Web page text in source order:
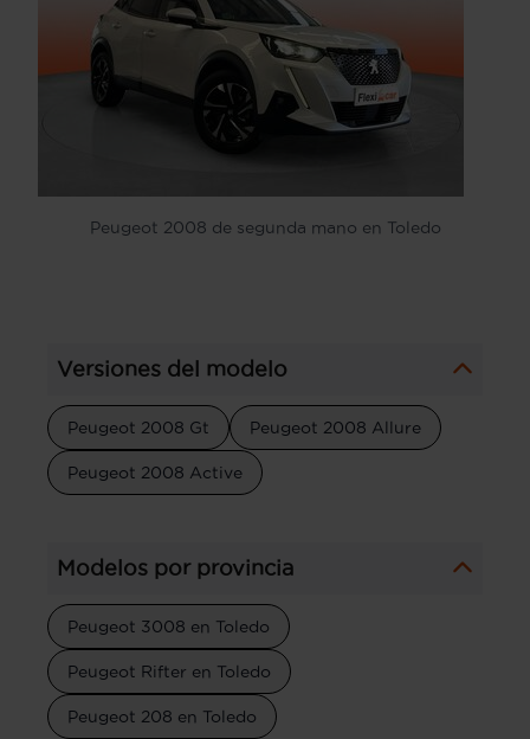
Peugeot 2008 de segunda mano en Toledo
Versiones del modelo
Peugeot 2008 Gt Peugeot 2008 Allure
Peugeot 2008 Active
Modelos por provincia
Peugeot 3008 en Toledo
Peugeot Rifter en Toledo
Peugeot 208 en Toledo